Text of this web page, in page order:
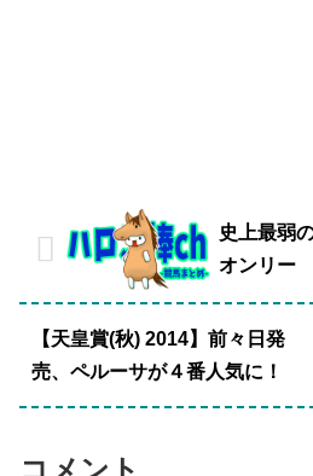
史上最弱
オンリー
【天皇賞(秋) 2014】前々日発
売、ペルーサが４番人気に！
コメント